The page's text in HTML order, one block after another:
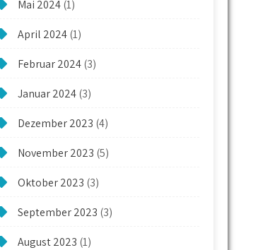
Mai 2024(1)
April 2024(1)
Februar 2024(3)
Januar 2024(3)
Dezember 2023 (4)
November 2023 (5)
Oktober 2023 (3)
September 2023 (3)
August 2023 (1)